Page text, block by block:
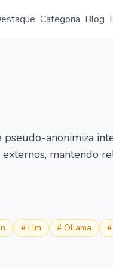
Categoria Blog
anonimiza
mantendo
# Llm # Ollama #